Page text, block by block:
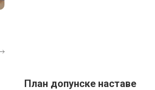
План допунске наставе